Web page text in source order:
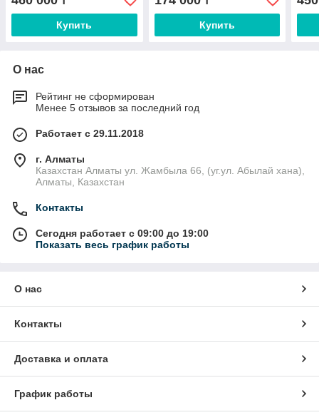
Купить Купить
О нас
Рейтинг не сформирован
Менее 5 отзывов за последний год
Работает с 29.11.2018
г. Алматы
Казахстан Алматы ул. Жамбыла 66, (уг.ул. Абылай хана),
Алматы, Казахстан
Контакты
Сегодня работает с 09:00 до 19:00
Показать весь график работы
О нас
Контакты
Доставка и оплата
График работы